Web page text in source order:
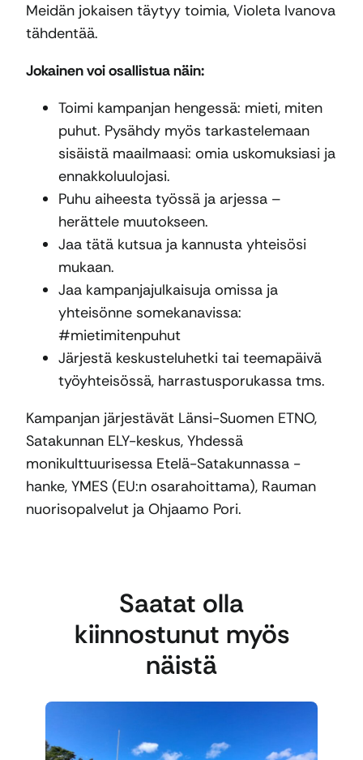
Meidän jokaisen täytyy toimia, Violeta Ivanova
tähdentää.
Jokainen voi osallistua näin:
Toimi kampanjan hengessä: mieti, miten
puhut. Pysähdy myös tarkastelemaan
sisäistä maailmaasi: omia uskomuksiasi ja
ennakkoluulojasi.
Puhu aiheesta työssä ja arjessa –
herättele muutokseen.
Jaa tätä kutsua ja kannusta yhteisösi
mukaan.
Jaa kampanjajulkaisuja omissa ja
yhteisönne somekanavissa:
#mietimitenpuhut
Järjestä keskusteluhetki tai teemapäivä
työyhteisössä, harrastusporukassa tms.
Kampanjan järjestävät Länsi-Suomen ETNO,
Satakunnan ELY-keskus, Yhdessä
monikulttuurisessa Etelä-Satakunnassa -
hanke, YMES (EU:n osarahoittama), Rauman
nuorisopalvelut ja Ohjaamo Pori.
Saatat olla
kiinnostunut myös
näistä